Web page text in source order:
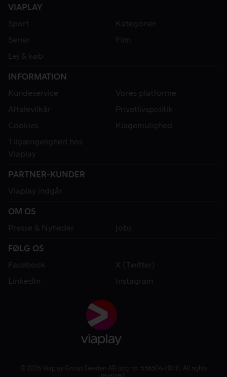
VIAPLAY
Sport
Kategorier
Serier
Film
Lej & køb
INFORMATION
Kundeservice
Vores platforme
Aftalevilkår
Privatlivspolitik
Cookies
Klagemulighed
Tilgængelighed hos
Viaplay
PARTNER-KUNDER
Viaplay indgår
OM OS
Presse & Nyheder
Jobs
FØLG OS
Facebook
X (Twitter)
LinkedIn
Instagram
© 2026 Viaplay Group Sweden AB (org.no: 556304-7041). All rights
reserved.